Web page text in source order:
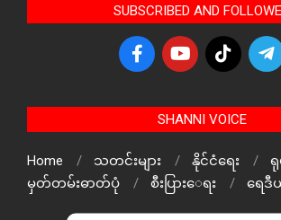
SUBSCRIBED AND
SHANNI VOICE
Home သတင်းများ နိုင်ငံရေး
မှတ်တမ်းဓာတ်ပုံ
စီးပြားေရး ရေဒီ